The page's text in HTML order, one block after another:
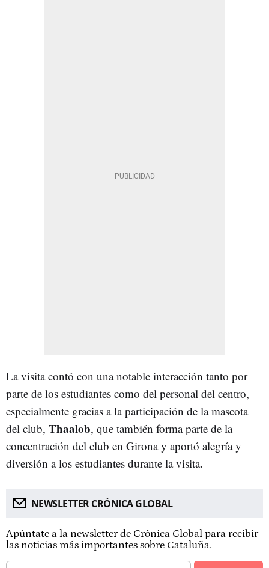
La visita contó con una notable interacción tanto por
parte de los estudiantes como del personal del centro,
especialmente gracias a la participación de la mascota
del club, Thaalob, que también forma parte de la
concentración del club en Girona y aportó alegría y
diversión a los estudiantes durante la visita.
NEWSLETTER CRÓNICA GLOBAL
Apúntate a la newsletter de Crónica Global para recibir
las noticias más importantes sobre Cataluña.